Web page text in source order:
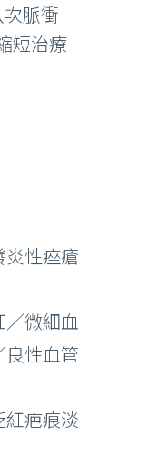
脈衝
短治療
性痤瘡
微細血
性血管
疤痕淡